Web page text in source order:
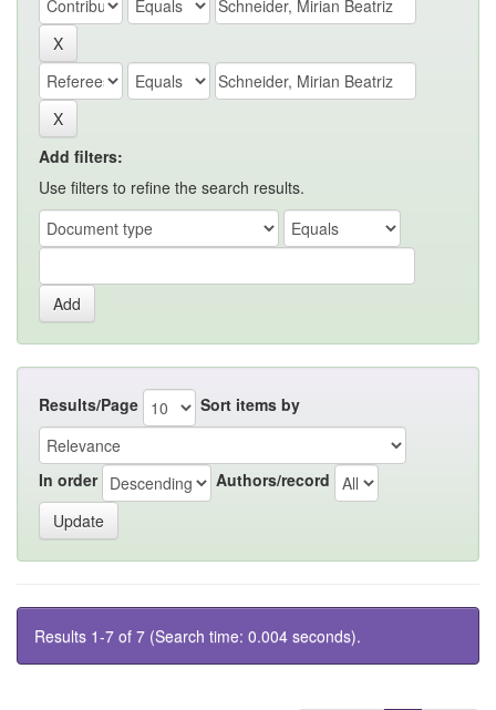
Add filters:
Use filters to refine the search results.
Results/Page Sort items by
In order Authors/record
Results 1-7 of 7 (Search time: 0.004 seconds).